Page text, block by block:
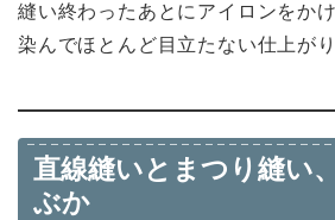
縫い終わったあとにアイロンをか
染んでほとんど目立たない仕上が
直線縫いとまつり縫い
ぶか